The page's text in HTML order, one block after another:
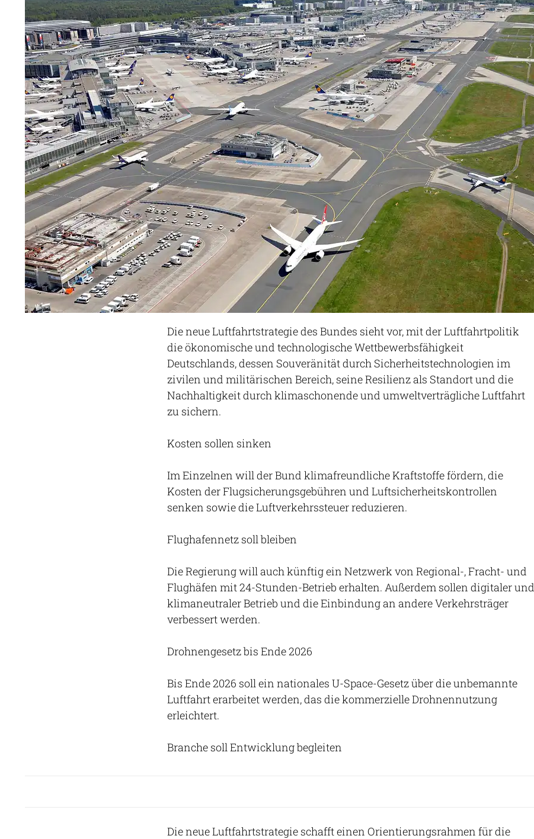
Die neue Luftfahrtstrategie des Bundes sieht vor, mit der Luftfahrtpolitik
die ökonomische und technologische Wettbewerbsfähigkeit
Deutschlands, dessen Souveränität durch Sicherheitstechnologien im
zivilen und militärischen Bereich, seine Resilienz als Standort und die
Nachhaltigkeit durch klimaschonende und umweltverträgliche Luftfahrt
zu sichern.
Kosten sollen sinken
Im Einzelnen will der Bund klimafreundliche Kraftstoffe fördern, die
Kosten derFlugsicherungsgebühren und Luftsicherheitskontrollen
senken sowie die Luftverkehrssteuer reduzieren.
Flughafennetz soll bleiben
Die Regierung will auch künftig ein Netzwerk von Regional-, Fracht- und
Flughäfen mit 24-Stunden-Betrieb erhalten. Außerdem sollen digitaler und
klimaneutraler Betrieb und die Einbindung an andere Verkehrsträger
verbessert werden.
Drohnengesetz bis Ende 2026
Bis Ende 2026 soll ein nationales U-Space-Gesetz über die unbemannte
Luftfahrt erarbeitet werden, das die kommerzielle Drohnennutzung
erleichtert.
Branche soll Entwicklung begleiten
Die neue Luftfahrtstrategie schafft einen Orientierungsrahmen für die